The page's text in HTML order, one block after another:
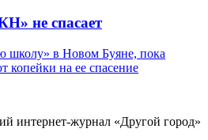
не спасает
школу» в Новом Буяне, пока
копейки на ее спасение
интернет-журнал «Другой город»